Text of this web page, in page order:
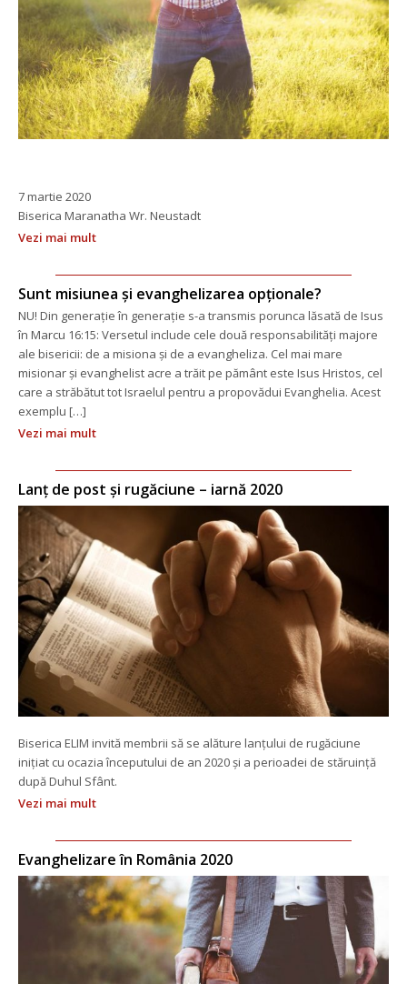
7 martie 2020
Biserica Maranatha Wr. Neustadt
Vezi mai mult
Sunt misiunea și evanghelizarea opționale?
NU! Din generație în generație s-a transmis porunca lăsată de Isus
în Marcu 16:15: Versetul include cele două responsabilități majore
ale bisericii: de a misiona și de a evangheliza. Cel mai mare
misionar și evanghelist acre a trăit pe pământ este Isus Hristos, cel
care a străbătut tot Israelul pentru a propovădui Evanghelia. Acest
exemplu […]
Vezi mai mult
Lanț de post și rugăciune – iarnă 2020
Biserica ELIM invită membrii să se alăture lanțului de rugăciune
inițiat cu ocazia începutului de an 2020 și a perioadei de stăruință
după Duhul Sfânt.
Vezi mai mult
Evanghelizare în România 2020